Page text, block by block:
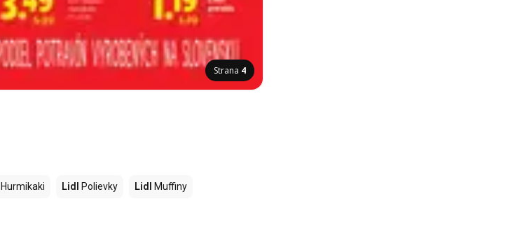
Strana 4
Hurmikaki Lidl Polievky Lidl Muffiny